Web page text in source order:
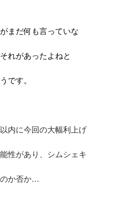
まだ何も言っていな
れがあったよねと
です。
内に今回の大幅利上げ
性があり、シムシェキ
か否か…